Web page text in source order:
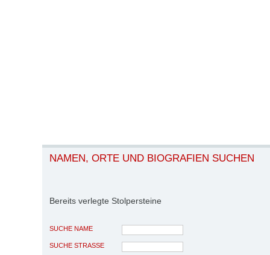
NAMEN, ORTE UND BIOGRAFIEN SUCHEN
Bereits verlegte Stolpersteine
SUCHE NAME
SUCHE STRASSE